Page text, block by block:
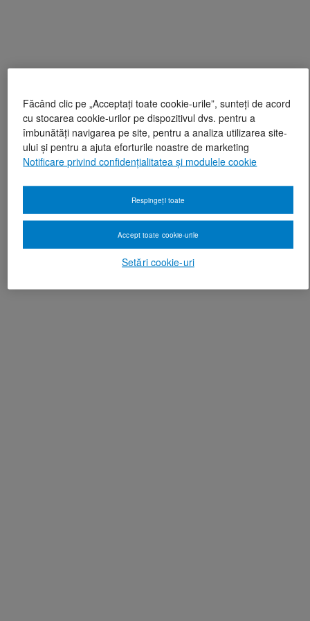
Făcând clic pe „Acceptați toate cookie-urile”, sunteți de acord
cu stocarea cookie-urilor pe dispozitivul dvs. pentru a
îmbunătăți navigarea pe site, pentru a analiza utilizarea site-
ului și pentru a ajuta eforturile noastre de marketing
Notificare privind confidențialitatea și modulele cookie
Setări cookie-uri
Respingeți toate
Accept toate cookie-urile